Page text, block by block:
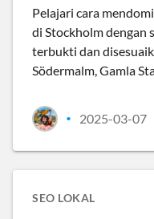
Pelajari cara
di Stockholm dengan
terbukti dan
Södermalm, Gamla
• 2025-03-07
SEO LOKAL